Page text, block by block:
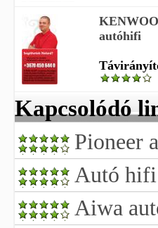
autóhifi
Kapcsolódó
Pioneer
Autó hifi
Aiwa